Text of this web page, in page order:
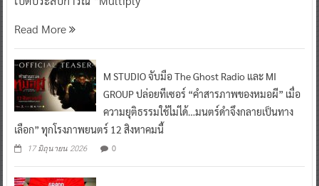
Read More
M STUDIO จับมือ The Ghost Radio และ MI
GROUP ปล่อยทีเซอร์ “คำสารภาพของหมอผี” เมื่อ
ความยุติธรรมใช้ไม่ได้…มนตร์ดำจึงกลายเป็นทาง
เลือก” ทุกโรงภาพยนตร์ 12 สิงหาคมนี้
17 มิถุนายน 2026 0